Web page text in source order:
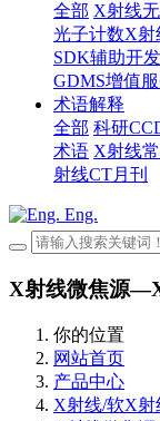
全部 X射线
光子计数X射
SDK辅助开发
GDMS增值
术语解释
全部 科研
术语 X射线
射线CT月刊
Eng.
X射线微焦源
你的位置
网站首页
产品中心
X射线/软X射